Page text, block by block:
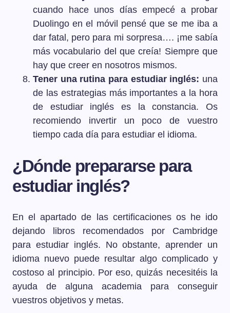
cuando hace unos días empecé a probar
Duolingo en el móvil pensé que se me iba a
dar fatal, pero para mi sorpresa…. ¡me sabía
más vocabulario del que creía! Siempre que
hay que creer en nosotros mismos.
Tener una rutina para estudiar inglés: una
de las estrategias más importantes a la hora
de estudiar inglés es la constancia. Os
recomiendo invertir un poco de vuestro
tiempo cada día para estudiar el idioma.
¿Dónde prepararse para
estudiar inglés?
En el apartado de las certificaciones os he ido
dejando libros recomendados por Cambridge
para estudiar inglés. No obstante, aprender un
idioma nuevo puede resultar algo complicado y
costoso al principio. Por eso, quizás necesitéis la
ayuda de alguna academia para conseguir
vuestros objetivos y metas.